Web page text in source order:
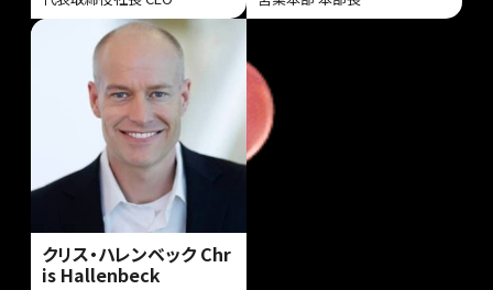
クリス・ハレンベック Chr
is Hallenbeck